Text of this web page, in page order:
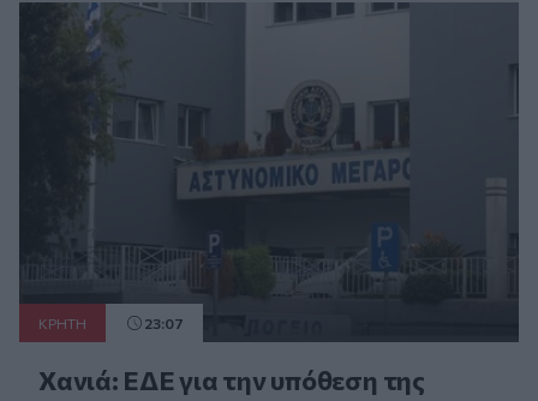
ΚΡΗΤΗ 23:07
Χανιά: ΕΔΕ για την υπόθεση της